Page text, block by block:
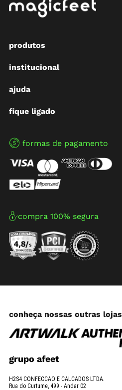
produtos
institucional
ajuda
fique ligado
formas de pagamento
compra 100% segura
conheça nossas outras lojas
grupo afeet
H2S4 CONFECCAO E CALCADOS LTDA.
Rua do Curtume, 499 - Andar 02